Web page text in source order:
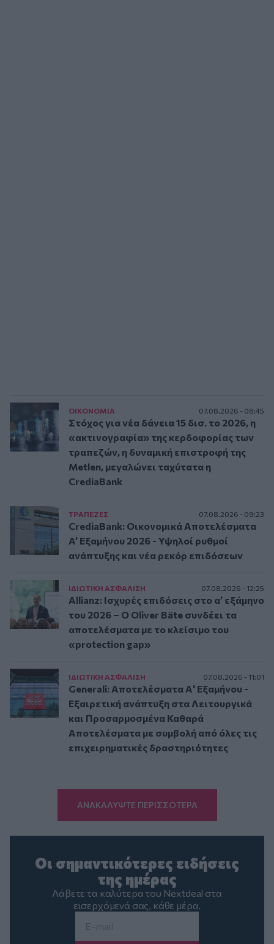
ΟΙΚΟΝΟΜΙΑ 07.08.2026 - 08:45
Στόχος για νέα δάνεια 15 δισ. το 2026, η
«ακτινογραφία» της κερδοφορίας των
τραπεζών, η δυναμική επιστροφή της
Metlen, μεγαλώνει ταχύτατα η
CrediaBank
ΤΡAΠΕΖΕΣ 07.08.2026 - 09:23
CrediaBank: Οικονομικά Αποτελέσματα
A’ Εξαμήνου 2026 - Υψηλοί ρυθμοί
ανάπτυξης και νέα ρεκόρ επιδόσεων
ΙΔΙΩΤΙΚΗ ΑΣΦAΛΙΣΗ 07.08.2026 - 12:25
Allianz: Ισχυρές επιδόσεις στο α’ εξάμηνο
του 2026 – Ο Oliver Bäte συνδέει τα
αποτελέσματα με το κλείσιμο του
«protection gap»
ΙΔΙΩΤΙΚΗ ΑΣΦAΛΙΣΗ 07.08.2026 - 11:01
Generali: Αποτελέσματα Α' Εξαμήνου -
Εξαιρετική ανάπτυξη στα Λειτουργικά
και Προσαρμοσμένα Καθαρά
Αποτελέσματα με συμβολή από όλες τις
επιχειρηματικές δραστηριότητες
ΑΝΑΚΑΛΥΨΤΕ ΠΕΡΙΣΣΟΤΕΡΑ
Οι σημαντικότερες ειδήσεις
της ημέρας
Λάβετε τα καλύτερα του Nextdeal στα
εισερχόμενά σας, κάθε μέρα.